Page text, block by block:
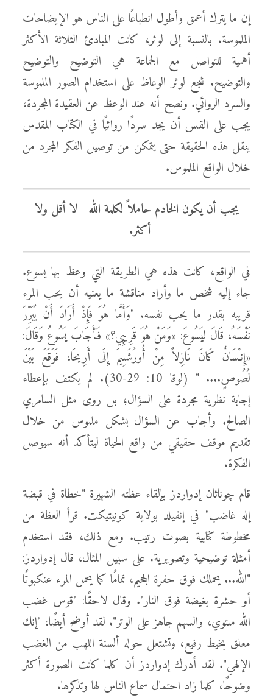
إن ما يترك أعمق وأطول انطباعًا على الناس هو الإيضاحات
الملموسة. بالنسبة إلى لوثر، كانت المبادئ الثلاثة الأكثر
أهمية للتواصل مع الجماعة هي التوضيح والتوضيح
والتوضيح. شجع لوثر الوعاظ على استخدام الصور الملموسة
والسرد الروائي. ونصح أنه عند الوعظ عن العقيدة المجردة،
يجب على القس أن يجد سردًا روائيًا في الكتاب المقدس
ينقل هذه الحقيقة حتى يتمكن من توصيل الفكر المجرد من
خلال الواقع الملموس.
يجب أن يكون الخادم حاملاً لكلمة الله - لا أقل ولا
أكثر.
في الواقع، كانت هذه هي الطريقة التي وعظ بها يسوع.
جاء إليه شخص ما وأراد مناقشة ما يعنيه أن يحب المرء
قريبه بقدر ما يحب نفسه. "وَأَمَّا هُوَ فَإِذْ أَرَادَ أَنْ يُبَرِّرَ
نَفْسَهُ، قَالَ ليَسُوعَ: «وَمَنْ هُوَ قَرِيبِي؟» فَأَجَابَ يَسُوعُ وَقَالَ:
«إِنـْسَانٌ كَانَ نَازِلاً مِنْ أُورُشَلِيمَ إِلَى أَرِيحَا، فَوَقَعَ بَيْنَ
لُصُوصٍ.... " (لوقا 10: 29-30). لم يكتف بإعطاء
إجابة نظرية مجردة على السؤال؛ بل روى مثل السامري
الصالح. وأجاب عن السؤال بشكل ملموس من خلال
تقديم موقف حقيقي من واقع الحياة ليتأكد أنه سيوصل
الفكرة.
قام چوناثان إدواردز بإلقاء عظته الشهيرة "خطاة في قبضة
إله غاضب" في إنفيلد بولاية كونيتيكت. قرأ العظة من
مخطوطة كتابية بصوت رتيب. ومع ذلك، فقد استخدم
أمثلة توضيحية وتصويرية. على سبيل المثال، قال إدواردز:
"الله... يحملك فوق حفرة الجحيم، تمامًا كما يحمل المرء عنكبوتًا
أو حشرة بغيضة فوق النار". وقال لاحقًا: "قوس غضب
الله ملتوي، والسهم جاهز على الوتر". لقد أوضح أيضًا، "إنك
معلق بخيط رفيع، وتشتعل حوله ألسنة اللهب من الغضب
الإلهي". لقد أدرك إدواردز أن كلما كانت الصورة أكثر
وضوحًا، كلما زاد احتمال سماع الناس لها وتذكرها.